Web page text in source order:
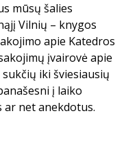
mūsų šalies
Vilnių – knygos
apie Katedros
įvairovė apie
iki šviesiausių
į laiko
net anekdotus.